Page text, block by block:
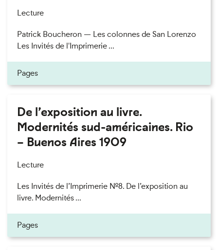
Lecture
Patrick Boucheron — Les colonnes de San Lorenzo
Les Invités de l'Imprimerie ...
Pages
De l’exposition au livre.
Modernités sud-américaines. Rio
– Buenos Aires 1909
Lecture
Les Invités de l’Imprimerie n°8. De l’exposition au
livre. Modernités ...
Pages